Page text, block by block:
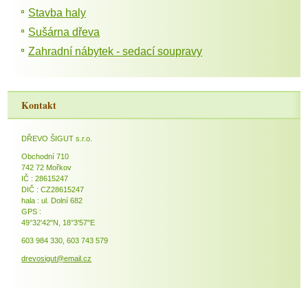
Stavba haly
Sušárna dřeva
Zahradní nábytek - sedací soupravy
Kontakt
DŘEVO ŠIGUT s.r.o.
Obchodní 710
742 72 Mořkov
IČ : 28615247
DIČ : CZ28615247
hala : ul. Dolní 682
GPS :
49°32'42"N, 18°3'57"E
603 984 330, 603 743 579
drevosigut@email.cz